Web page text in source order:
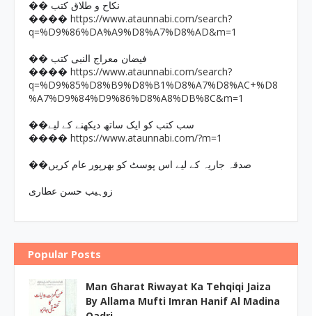
�� نکاح و طلاق کتب
���� https://www.ataunnabi.com/search?
q=%D9%86%DA%A9%D8%A7%D8%AD&m=1
�� فیضان معراج النبی کتب
���� https://www.ataunnabi.com/search?
q=%D9%85%D8%B9%D8%B1%D8%A7%D8%AC+%D8
%A7%D9%84%D9%86%D8%A8%DB%8C&m=1
��سب کتب کو ایک ساتھ دیکھنے کے لیے
���� https://www.ataunnabi.com/?m=1
��صدقہ جاریہ کے لیے اس پوسٹ کو بھرپور عام کریں
زوہیب حسن عطاری
Popular Posts
Man Gharat Riwayat Ka Tehqiqi Jaiza
By Allama Mufti Imran Hanif Al Madina